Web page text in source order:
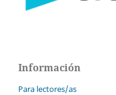
Información
Para lectores/as